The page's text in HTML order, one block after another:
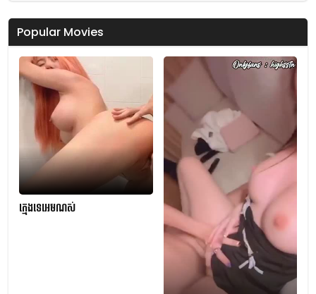
Popular Movies
ក្មេងទេអេមណស់